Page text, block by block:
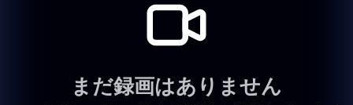
まだ録画はありません